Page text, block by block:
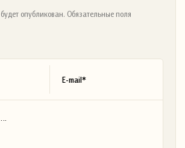
опубликован. Обязательные поля